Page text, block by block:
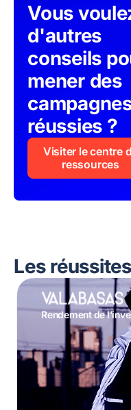
Vous
d'autres
conseils
mener des
réussies ?
Visiter le centre
ressources
Les
Rendement de